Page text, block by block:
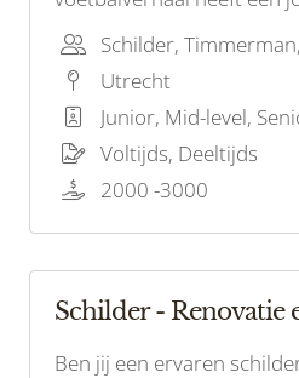
talent de schijnwerpers
zijn debuutwedstrijd
Utrecht
Junior, Mid-level,
Voltijds, Deeltijds
2000 -3000
Ben jij een ervaren